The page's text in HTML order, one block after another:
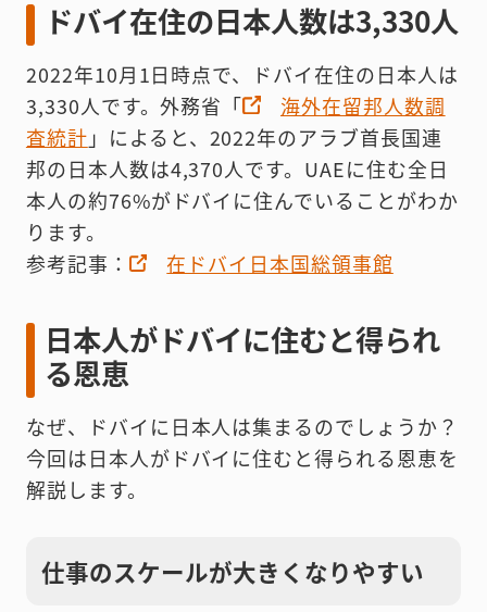
ドバイ在住の日本人数は3,330人
2022年10月1日時点で、ドバイ在住の日本人は
3,330人です。外務省「
海外在留邦人数調
査統計 」によると、2022年のアラブ首長国連
邦の日本人数は4,370人です。UAEに住む全日
本人の約76%がドバイに住んでいることがわか
ります。
参考記事：
在ドバイ日本国総領事館
日本人がドバイに住むと得られ
る恩恵
なぜ、ドバイに日本人は集まるのでしょうか？
今回は日本人がドバイに住むと得られる恩恵を
解説します。
仕事のスケールが大きくなりやすい